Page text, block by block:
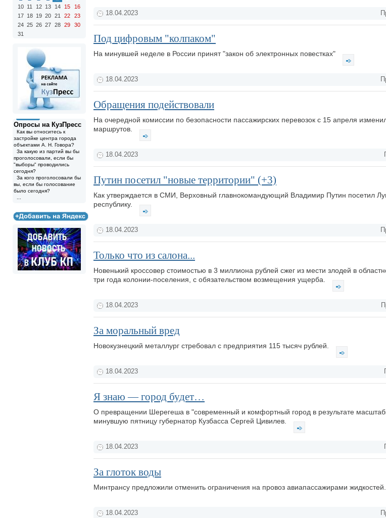
10 11 12 13 14 15
16
17 18 19 20 21 22
23
24 25 26 27 28 29
30
31
Опросы на КузПресс
Как вы относитесь к
застройке центра города
объектами А. Н. Говора?
За какую из партий вы бы
проголосовали, если бы
"выборы" проводились
сегодня?
За кого проголосовали бы
вы, если бы голосование
было сегодня?
18.04.2023
Под цифровым "колпаком"
На минувшей неделе в России принят "закон об электронных повестках"
18.04.2023
Обращения подействовали
На очередной комиссии по безопасности пассажирских перевозок с 15 апреля
маршрутов.
18.04.2023
Путин посетил "новые территории" (+3)
Как утверждается в СМИ, Верховный главнокомандующий Владимир Путин посетил
республику.
18.04.2023
Только что из салона...
Новенький кроссовер стоимостью в 3 миллиона рублей сжег из мести злодей в
три года колонии-поселения, с обязательством возмещения ущерба.
18.04.2023
За моральный вред
Новокузнецкий металлург стребовал с предприятия 115 тысяч рублей.
18.04.2023
Я знаю — город будет…
О превращении Шерегеша в "современный и комфортный город в результате
минувшую пятницу губернатор Кузбасса Сергей Цивилев.
18.04.2023
За глоток воды
Минтрансу предложили отменить ограничения на провоз авиапассажирами жидкостей.
18.04.2023